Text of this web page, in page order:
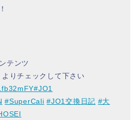
テンツ
よりチェックして下さい
#JO1
#SuperCali #JO1交換日記 #大